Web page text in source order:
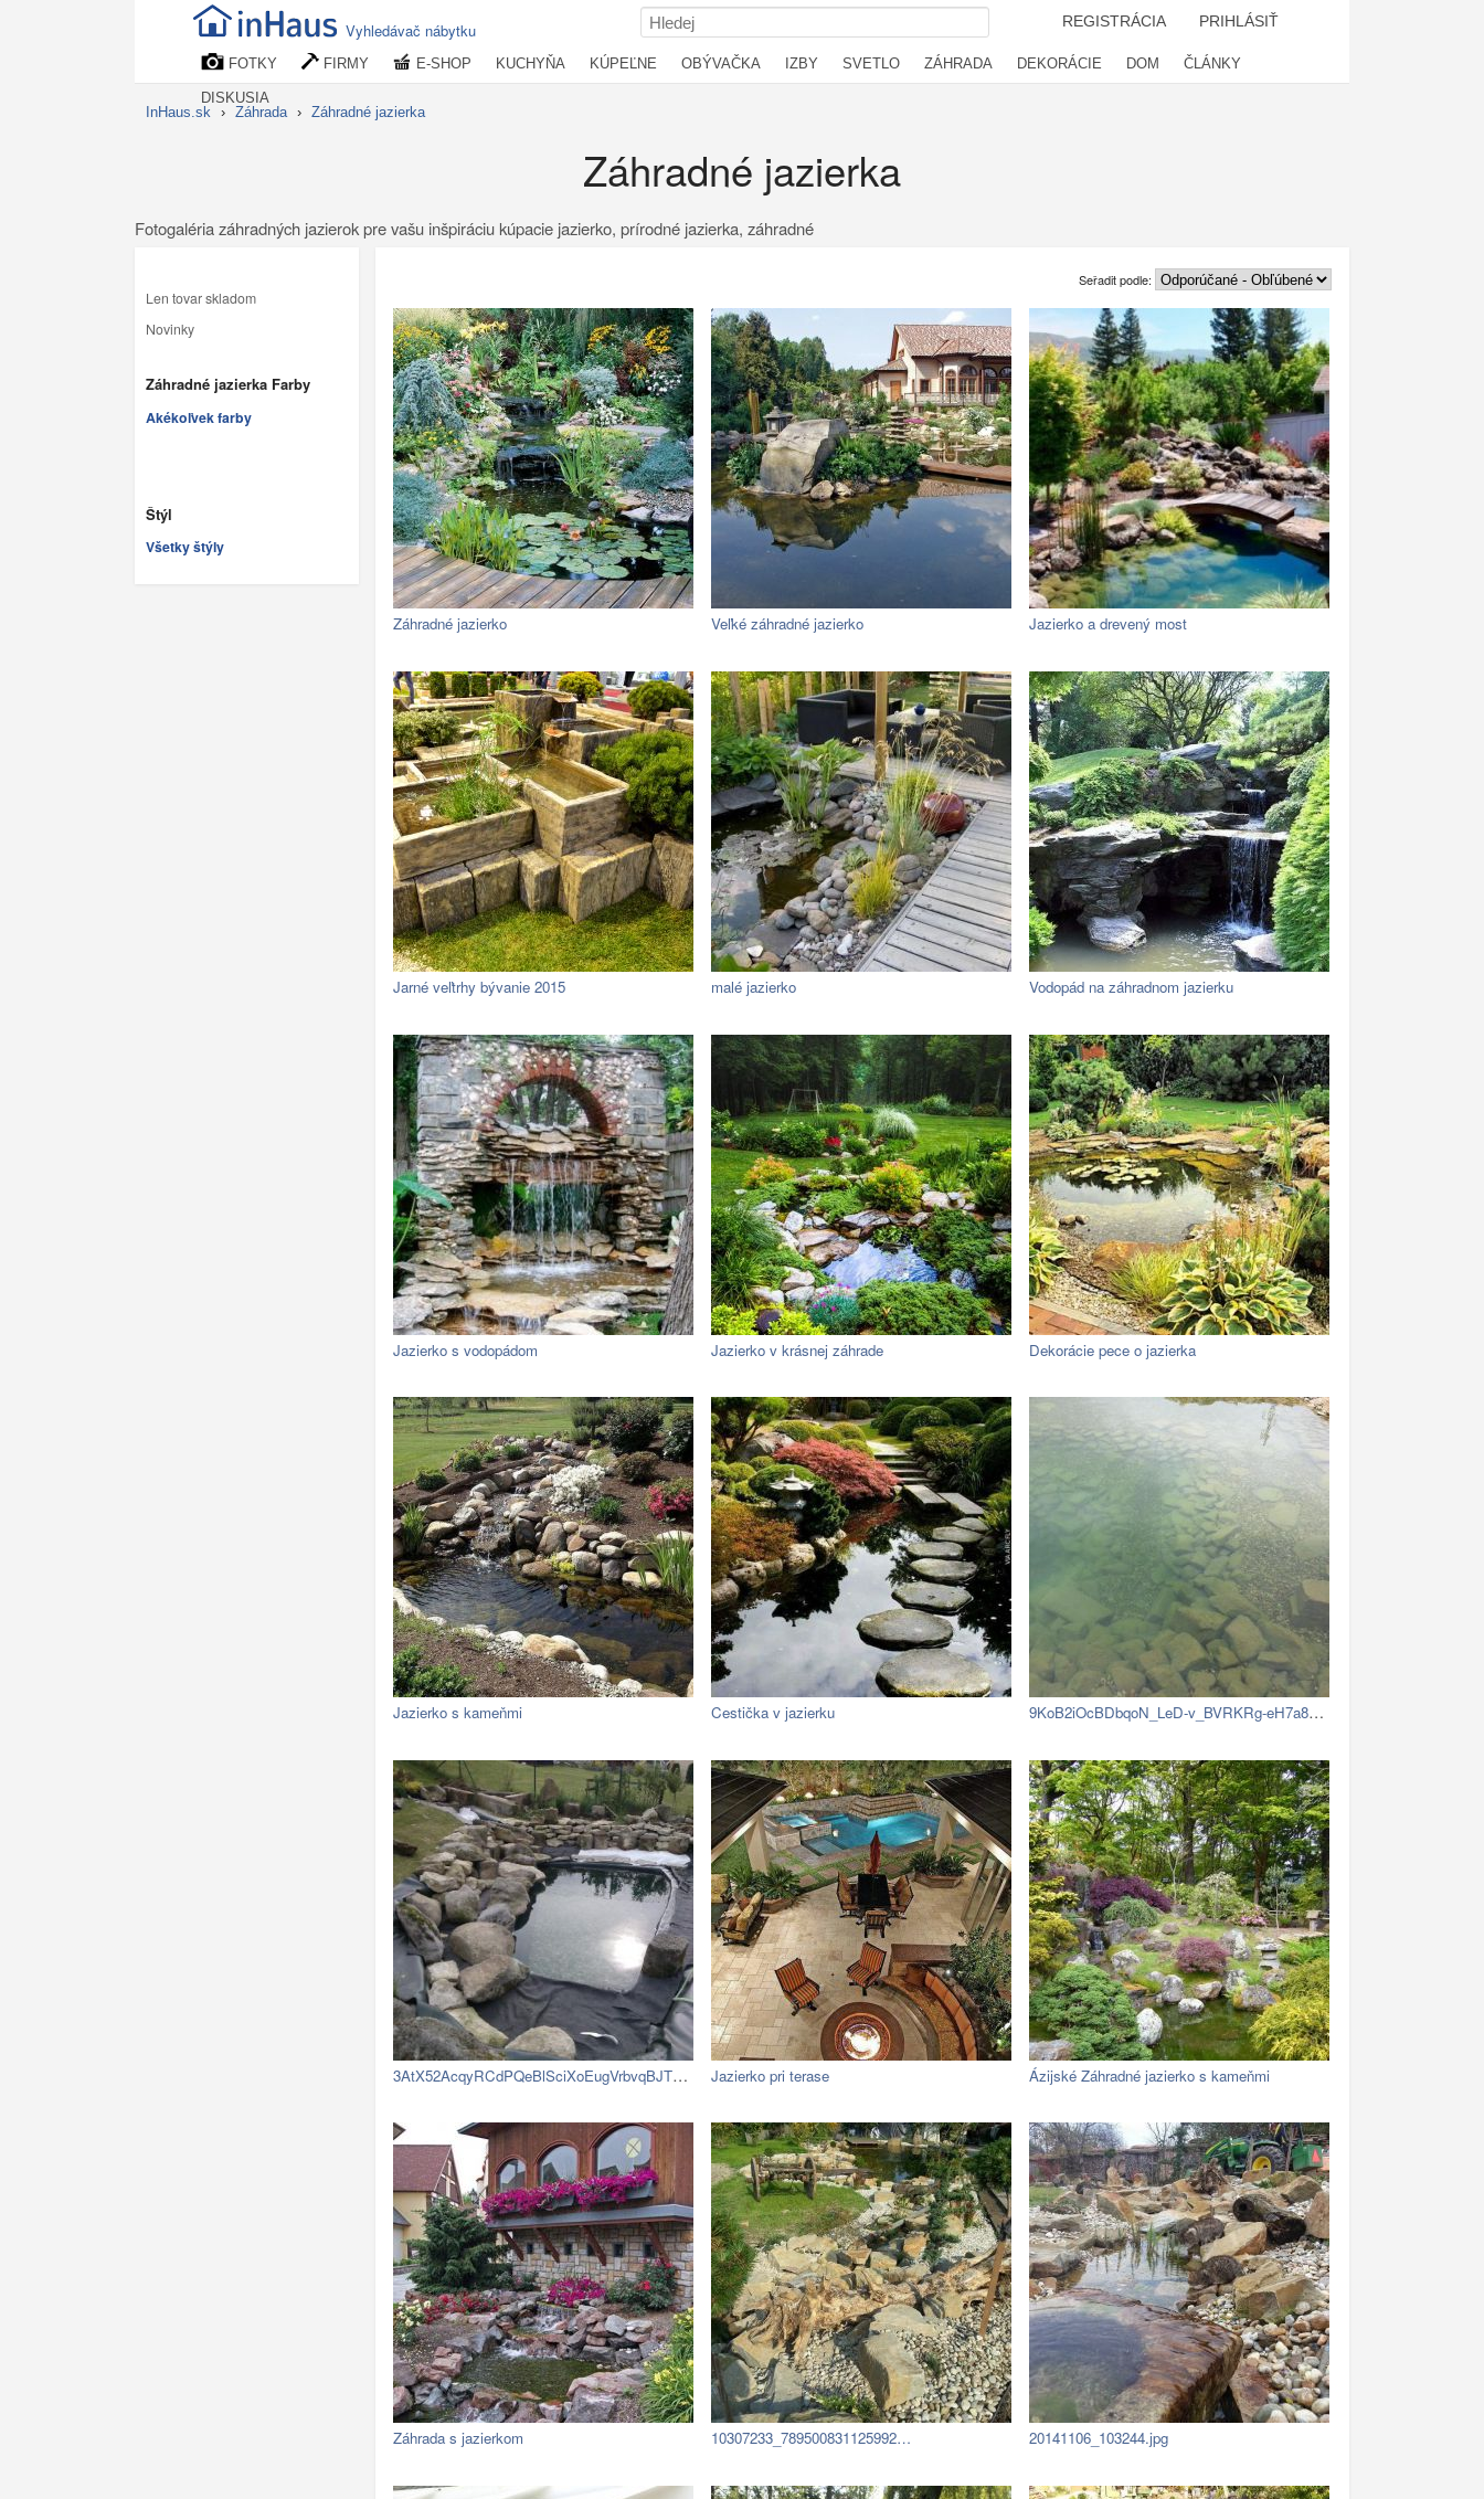
Vyhledávač nábytku REGISTRÁCIA PRIHLÁSIŤ
FOTKY FIRMY E-SHOP KUCHYŇA KÚPEĽNE OBÝVAČKA IZBY SVETLO ZÁHRADA DEKORÁCIE DOM ČLÁNKY
DISKUSIA
InHaus.sk › Záhrada › Záhradné jazierka
Záhradné jazierka
Fotogaléria záhradných jazierok pre vašu inšpiráciu kúpacie jazierko, prírodné jazierka, záhradné
Len tovar skladom
Novinky
Záhradné jazierka Farby
Akékoľvek farby
Štýl
Všetky štýly
Seřadit podle:
Záhradné jazierko Veľké záhradné jazierko Jazierko a drevený most
Jarné veľtrhy bývanie 2015 malé jazierko Vodopád na záhradnom jazierku
Jazierko s vodopádom Jazierko v krásnej záhrade Dekorácie pece o jazierka
Jazierko s kameňmi Cestička v jazierku 9KoB2iOcBDbqoN_LeD-v_BVRKRg-eH7a8vjtUp9…
3AtX52AcqyRCdPQeBlSciXoEugVrbvqBJTPN0Dx… Jazierko pri terase Ázijské Záhradné jazierko s kameňmi
Záhrada s jazierkom 10307233_789500831125992… 20141106_103244.jpg